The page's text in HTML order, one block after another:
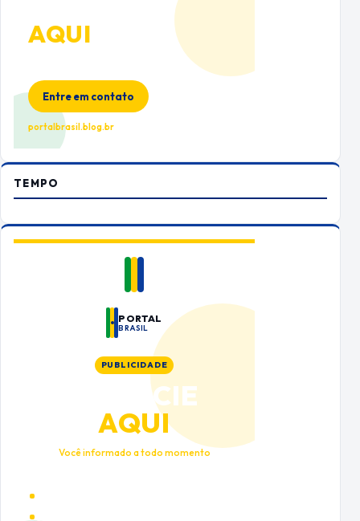
AQUI
Entre em contato
portalbrasil.blog.br
TEMPO
PORTAL
BRASIL
PUBLICIDADE
ANUNCIE
AQUI
Você informado a todo momento